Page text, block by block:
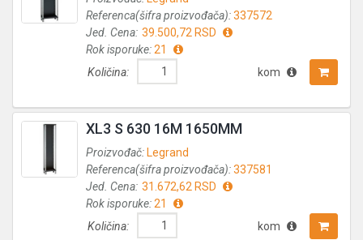
Referenca(šifra proizvođača):337572
Jed. Cena: 39.500,72 RSD
Rok isporuke:21
Količina:
kom
XL3 S 630 16M 1650MM
Proizvođač: Legrand
Referenca(šifra proizvođača):337581
Jed. Cena: 31.672,62 RSD
Rok isporuke:21
Količina:
kom